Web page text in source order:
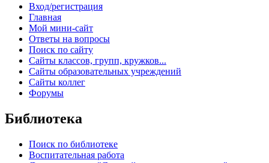
Вход/регистрация
Главная
Мой мини-сайт
Ответы на вопросы
Поиск по сайту
Сайты классов, групп, кружков...
Сайты образовательных учреждений
Сайты коллег
Форумы
Библиотека
Поиск по библиотеке
Воспитательная работа